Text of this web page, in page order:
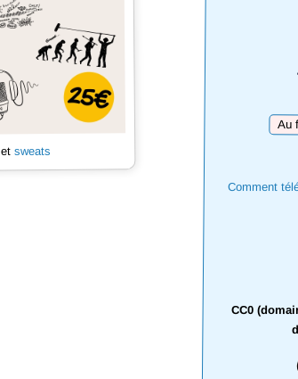
Comment
CC0
etsweats